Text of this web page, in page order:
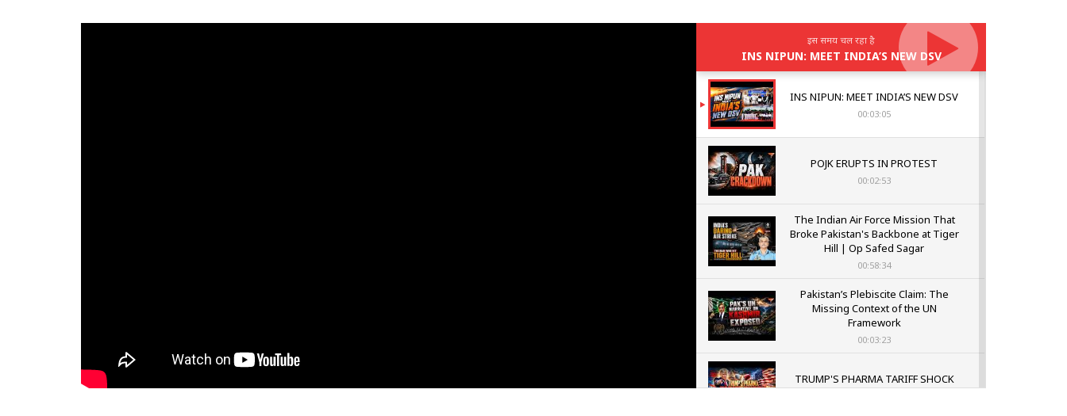
इस समय चल रहा है
INS NIPUN: MEET INDIA’S NEW DSV
INS NIPUN: MEET INDIA’S NEW DSV
00:03:05
POJK ERUPTS IN PROTEST
00:02:53
The Indian Air Force Mission That
Broke Pakistan's Backbone at Tiger
Hill | Op Safed Sagar
00:58:34
Pakistan’s Plebiscite Claim: The
Missing Context of the UN
Framework
00:03:23
TRUMP'S PHARMA TARIFF SHOCK